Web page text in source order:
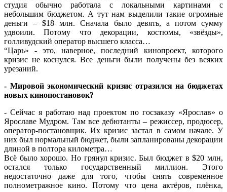
студия обычно работала с локальными картинами с
небольшим бюджетом. А тут нам выделили такие огромные
деньги – $18 млн. Сначала было девять, а потом сумму
удвоили. Потому что декорации, костюмы, «звёзды»,
голливудский оператор высшего класса…
“Царь» - это, наверное, последний кинопроект, которого
кризис не коснулся. Все деньги были получены без всяких
урезаний.
- Мировой экономический кризис отразился на бюджетах
новых кинопостановок?
- Сейчас я работаю над проектом по госзаказу «Ярослав» о
Ярославе Мудром. Там все дебютанты – режиссер, продюсер,
оператор-постановщик. Их кризис застал в самом начале. У
них был нормальный бюджет, были запланированы декорации
длиной в полтора километра…
Всё было хорошо. Но грянул кризис. Был бюджет в $20 млн,
остался только государственный миллион. Этого
недостаточно даже для того, чтобы снять современное
полнометражное кино. Потому что цена актёров, плёнка,